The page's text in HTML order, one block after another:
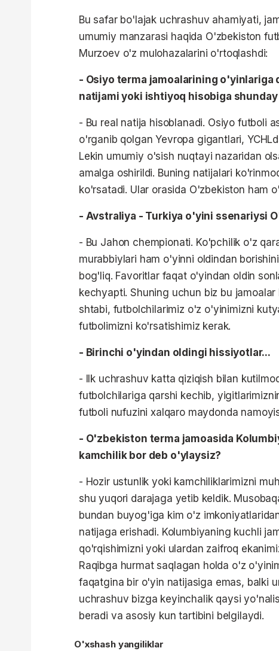
Bu safar bo'lajak uchrashuv ahamiyati,
umumiy manzarasi haqida O'zbekiston
Murzoev o'z mulohazalarini o'rtoqlashdi:
- Osiyo terma jamoalarining o'yinlariga
natijami yoki ishtiyoq hisobiga
- Bu real natija hisoblanadi. Osiyo futboli
o'rganib qolgan Yevropa gigantlari,
Lekin umumiy o'sish nuqtayi nazaridan
amalga oshirildi. Buning natijalari
ko'rsatadi. Ular orasida O'zbekiston ham
- Avstraliya - Turkiya o'yini ssenariysi
- Bu Jahon chempionati. Ko'pchilik o'z
murabbiylari ham o'yinni oldindan
bog'liq. Favoritlar faqat o'yindan oldin
kechyapti. Shuning uchun biz bu
shtabi, futbolchilarimiz o'z o'yinimizni
futbolimizni ko'rsatishimiz kerak.
- Birinchi o'yindan oldingi hissiyotlar...
- Ilk uchrashuv katta qiziqish bilan
futbolchilariga qarshi kechib,
futboli nufuzini xalqaro maydonda
- O'zbekiston terma jamoasida
kamchilik bor deb o'ylaysiz?
- Hozir ustunlik yoki kamchiliklarimizni
shu yuqori darajaga yetib keldik.
bundan buyog'iga kim o'z
natijaga erishadi. Kolumbiyaning kuchli
qo'rqishimizni yoki ulardan zaifroq
Raqibga hurmat saqlagan holda o'z
faqatgina bir o'yin natijasiga emas, balki
uchrashuv bizga keyinchalik qaysi
beradi va asosiy kun tartibini belgilaydi.
O'xshash yangiliklar